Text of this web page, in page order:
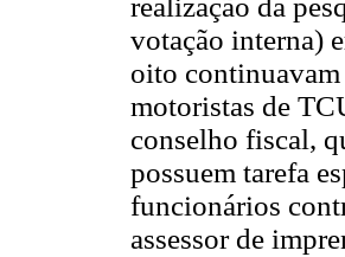
realização da
votação interna)
oito continuavam
motoristas de
conselho fiscal,
possuem tarefa
funcionários
assessor de